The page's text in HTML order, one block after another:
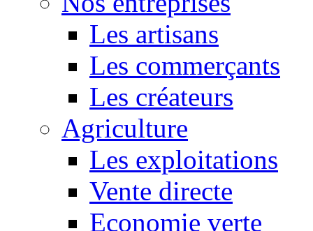
Les artisans
Les commerçants
Les créateurs
Agriculture
Les exploitations
Vente directe
Economie verte